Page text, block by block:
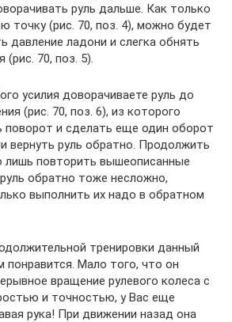
руль дальше. Как только
точку (рис. 70, поз. 4), можно будет
давление ладони и слегка обнять
70, поз. 5).
усилия доворачиваете руль до
(рис. 70, поз. 6), из которого
и сделать еще один оборот
вернуть руль обратно. Продолжить
лишь повторить вышеописанные
обратно тоже несложно,
выполнить их надо в обратном
тренировки данный
понравится. Мало того, что он
вращение рулевого колеса с
и точностью, у Вас еще
рука! При движении назад она